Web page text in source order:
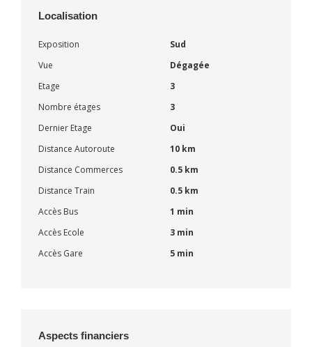
Localisation
Exposition
Sud
Vue
Dégagée
Etage
3
Nombre étages
3
Dernier Etage
Oui
Distance Autoroute
10 km
Distance Commerces
0.5 km
Distance Train
0.5 km
Accès Bus
1 min
Accès Ecole
3 min
Accès Gare
5 min
Aspects financiers